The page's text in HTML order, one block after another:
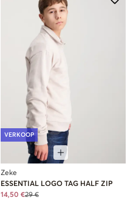
VERKOOP
Zeke
ESSENTIAL LOGO TAG HALF ZIP
14,50 €29 €